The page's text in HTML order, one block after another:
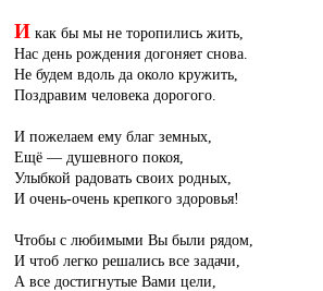
И как бы мы не торопились жить,
Нас день рождения догоняет снова.
Не будем вдоль да около кружить,
Поздравим человека дорогого.
И пожелаем ему благ земных,
Ещё — душевного покоя,
Улыбкой радовать своих родных,
И очень-очень крепкого здоровья!
Чтобы с любимыми Вы были рядом,
И чтоб легко решались все задачи,
А все достигнутые Вами цели,